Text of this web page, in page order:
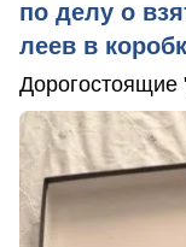
по делу о
леев в
Дорогостоящие